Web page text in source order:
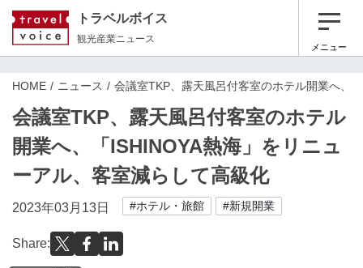
トラベルボイス
観光産業ニュース
メニュー
HOME ニュース 会議室TKP、露天風呂付客室のホテル開業へ、
会議室TKP、露天風呂付客室のホテル
開業へ、「ISHINOYA熱海」をリニュ
ーアル、客室減らして高級化
2023年03月13日 #ホテル・旅館 #新規開業
Share: